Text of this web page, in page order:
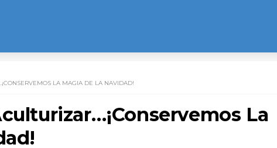
LA MAGIA DE LA NAVIDAD!
La